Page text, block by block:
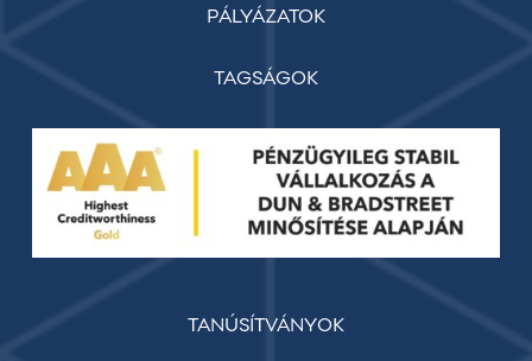
PÁLYÁZATOK
TAGSÁGOK
TANÚSÍTVÁNYOK